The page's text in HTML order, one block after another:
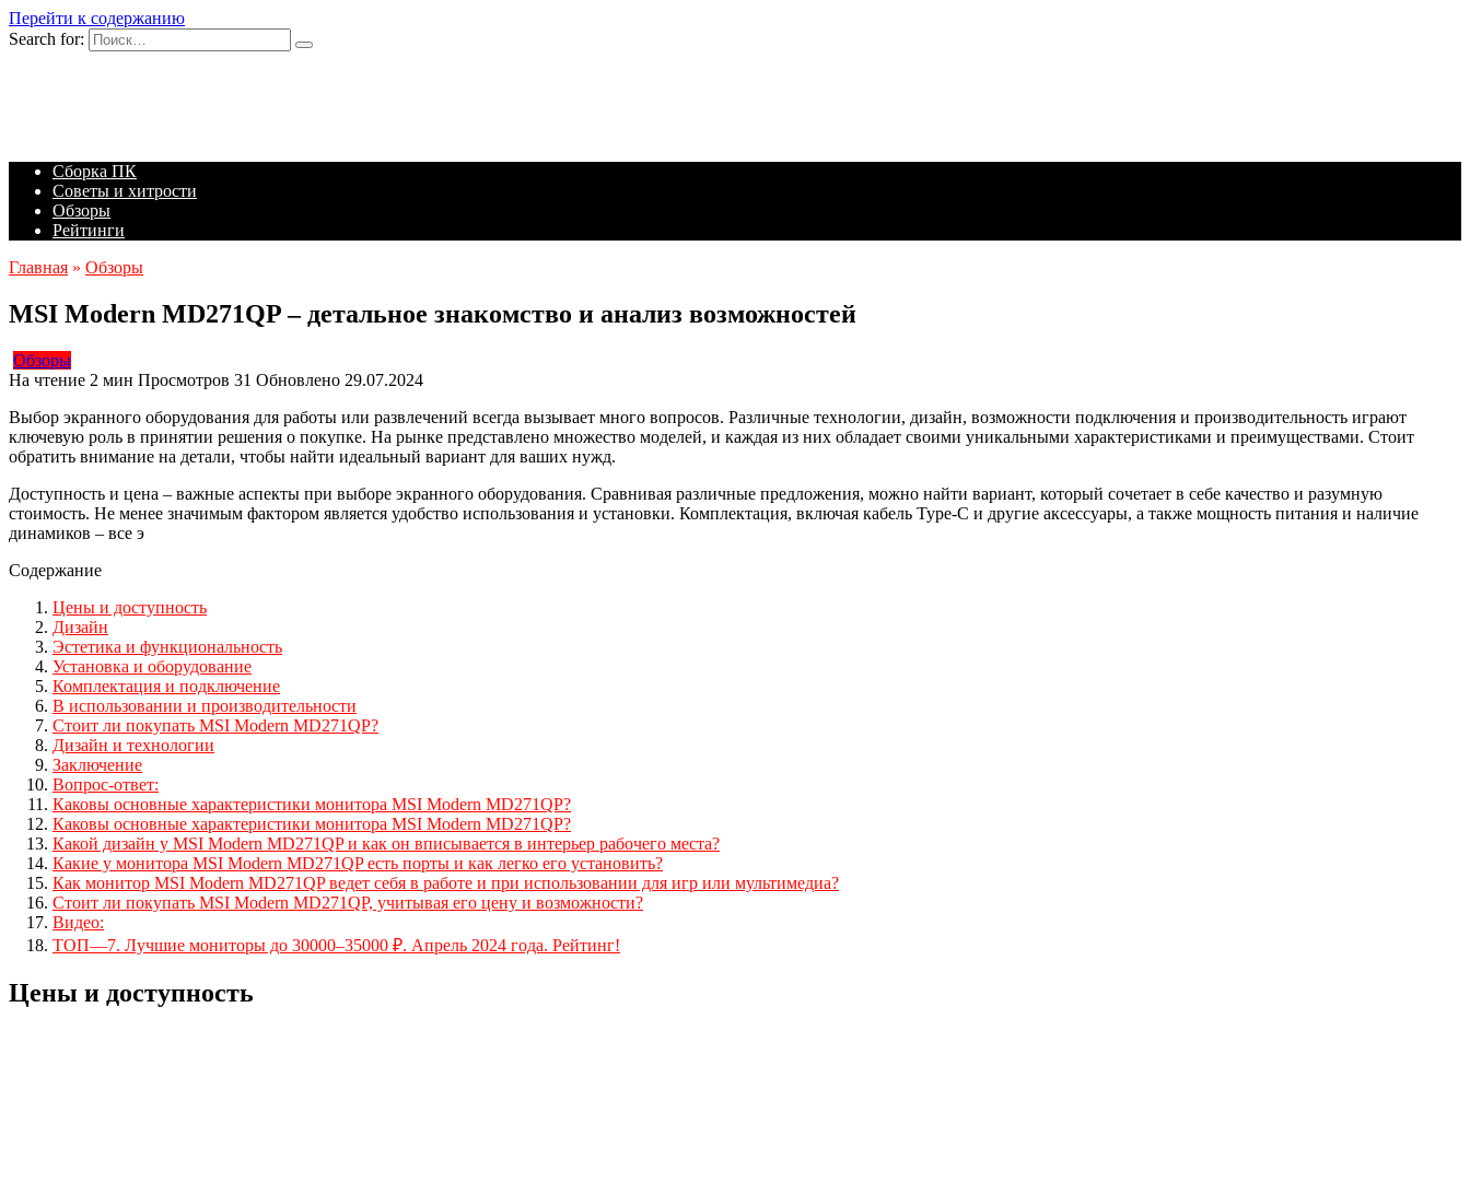
Перейти к содержанию
Search for:
Сборка ПК
Советы и хитрости
Обзоры
Рейтинги
Главная » Обзоры
MSI Modern MD271QP – детальное знакомство и анализ возможностей
Обзоры
На чтение 2 мин Просмотров 31 Обновлено 29.07.2024
Выбор экранного оборудования для работы или развлечений всегда вызывает много вопросов. Различные технологии, дизайн, возможности подключения и производительность играют
ключевую роль в принятии решения о покупке. На рынке представлено множество моделей, и каждая из них обладает своими уникальными характеристиками и преимуществами. Стоит
обратить внимание на детали, чтобы найти идеальный вариант для ваших нужд.
Доступность и цена – важные аспекты при выборе экранного оборудования. Сравнивая различные предложения, можно найти вариант, который сочетает в себе качество и разумную
стоимость. Не менее значимым фактором является удобство использования и установки. Комплектация, включая кабель Type-C и другие аксессуары, а также мощность питания и наличие
динамиков – все э
Содержание
Цены и доступность
Дизайн
Эстетика и функциональность
Установка и оборудование
Комплектация и подключение
В использовании и производительности
Стоит ли покупать MSI Modern MD271QP?
Дизайн и технологии
Заключение
Вопрос-ответ:
Каковы основные характеристики монитора MSI Modern MD271QP?
Каковы основные характеристики монитора MSI Modern MD271QP?
Какой дизайн у MSI Modern MD271QP и как он вписывается в интерьер рабочего места?
Какие у монитора MSI Modern MD271QP есть порты и как легко его установить?
Как монитор MSI Modern MD271QP ведет себя в работе и при использовании для игр или мультимедиа?
Стоит ли покупать MSI Modern MD271QP, учитывая его цену и возможности?
Видео:
ТОП—7. Лучшие мониторы до 30000‒35000 ₽. Апрель 2024 года. Рейтинг!
Цены и доступность